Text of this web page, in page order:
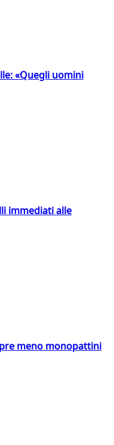
«Quegli uomini
immediati alle
meno monopattini